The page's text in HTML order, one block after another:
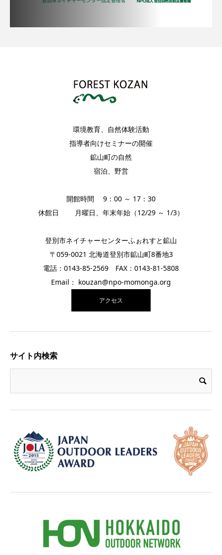
環境教育、自然体験活動
指導者向けセミナーの開催
鉱山町の自然
宿泊、野営
開館時間 9：00 ～ 17：30
休館日 月曜日、年末年始（12/29 ～ 1/3）
登別市ネイチャーセンターふぉれすと鉱山
〒059-0021 北海道登別市鉱山町8番地3
電話：0143-85-2569 FAX：0143-81-5808
Email： kouzan@npo-momonga.org
アクセス
サイト内検索